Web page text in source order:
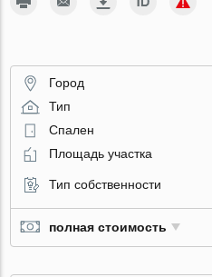
Город
Тип
Спален
Площадь участка
Тип собственности
полная стоимость